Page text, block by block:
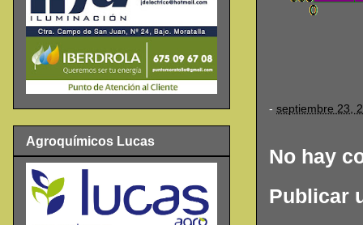
- septiembre 23,
No hay
Publicar
Agroquímicos Lucas